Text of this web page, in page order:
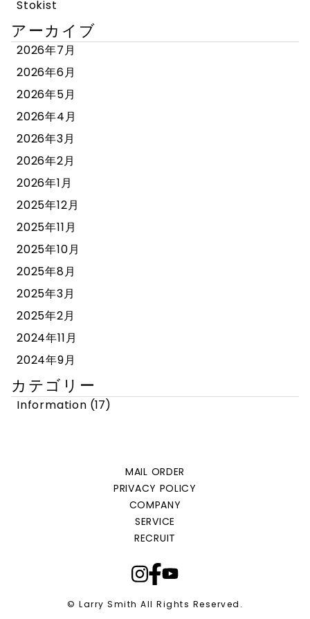
Stokist
アーカイブ
2026年7月
2026年6月
2026年5月
2026年4月
2026年3月
2026年2月
2026年1月
2025年12月
2025年11月
2025年10月
2025年8月
2025年3月
2025年2月
2024年11月
2024年9月
カテゴリー
Information (17)
MAIL ORDER
PRIVACY POLICY
COMPANY
SERVICE
RECRUIT
© Larry Smith All Rights Reserved.